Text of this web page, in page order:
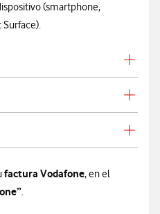
(smartphone,
factura Vodafone, en el
.